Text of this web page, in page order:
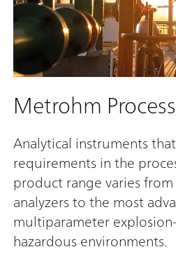
Metrohm
Analytical instruments
requirements in the
product range varies
analyzers to the most
multiparameter
hazardous environments.